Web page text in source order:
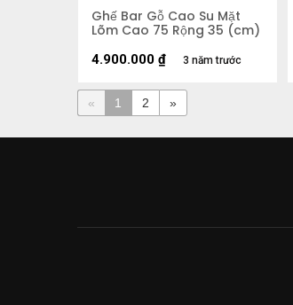
Ghế Bar Gỗ Cao Su Mặt
Lõm Cao 75 Rộng 35 (cm)
3 năm trước
4.900.000 ₫
« 1 2 »